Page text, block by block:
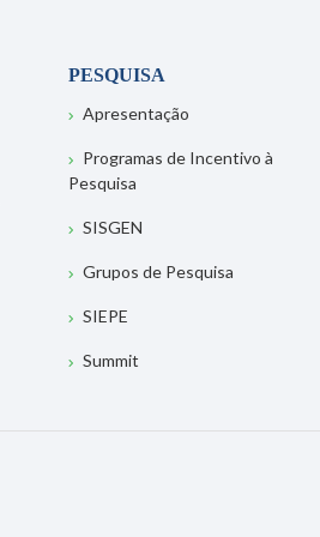
PESQUISA
Apresentação
Programas de Incentivo à
Pesquisa
SISGEN
Grupos de Pesquisa
SIEPE
Summit